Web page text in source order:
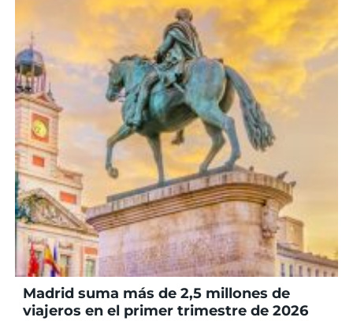
Madrid suma más de 2,5 millones de
viajeros en el primer trimestre de 2026